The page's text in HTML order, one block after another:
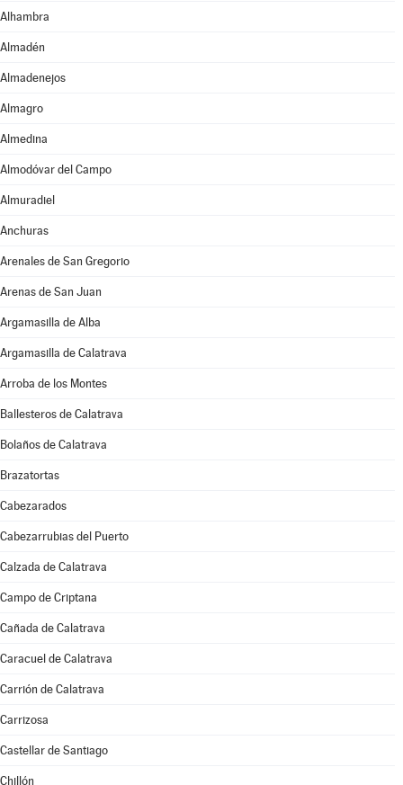
Alhambra
Almadén
Almadenejos
Almagro
Almedina
Almodóvar del Campo
Almuradiel
Anchuras
Arenales de San Gregorio
Arenas de San Juan
Argamasilla de Alba
Argamasilla de Calatrava
Arroba de los Montes
Ballesteros de Calatrava
Bolaños de Calatrava
Brazatortas
Cabezarados
Cabezarrubias del Puerto
Calzada de Calatrava
Campo de Criptana
Cañada de Calatrava
Caracuel de Calatrava
Carrión de Calatrava
Carrizosa
Castellar de Santiago
Chillón